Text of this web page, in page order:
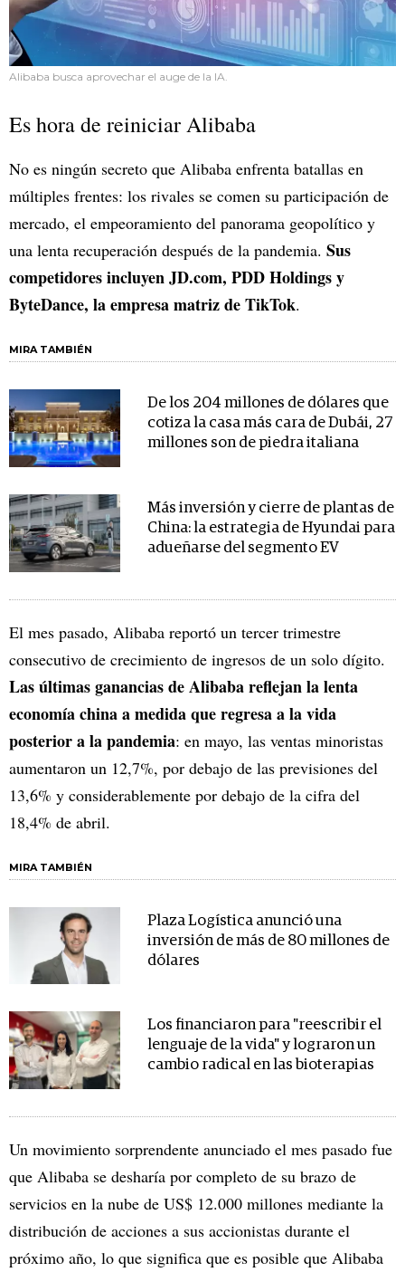
Alibaba busca aprovechar el auge de la IA.
Es hora de reiniciar Alibaba
No es ningún secreto que Alibaba enfrenta batallas en
múltiples frentes: los rivales se comen su participación de
mercado, el empeoramiento del panorama geopolítico y
una lenta recuperación después de la pandemia. Sus
competidores incluyen JD.com, PDD Holdings y
ByteDance, la empresa matriz de TikTok.
MIRA TAMBIÉN
De los 204 millones de dólares que
cotiza la casa más cara de Dubái, 27
millones son de piedra italiana
Más inversión y cierre de plantas de
China: la estrategia de Hyundai para
adueñarse del segmento EV
El mes pasado, Alibaba reportó un tercer trimestre
consecutivo de crecimiento de ingresos de un solo dígito.
Las últimas ganancias de Alibaba reflejan la lenta
economía china a medida que regresa a la vida
posterior a la pandemia: en mayo, las ventas minoristas
aumentaron un 12,7%, por debajo de las previsiones del
13,6% y considerablemente por debajo de la cifra del
18,4% de abril.
MIRA TAMBIÉN
Plaza Logística anunció una
inversión de más de 80 millones de
dólares
Los financiaron para "reescribir el
lenguaje de la vida" y lograron un
cambio radical en las bioterapias
Un movimiento sorprendente anunciado el mes pasado fue
que Alibaba se desharía por completo de su brazo de
servicios en la nube de US$ 12.000 millones mediante la
distribución de acciones a sus accionistas durante el
próximo año, lo que significa que es posible que Alibaba